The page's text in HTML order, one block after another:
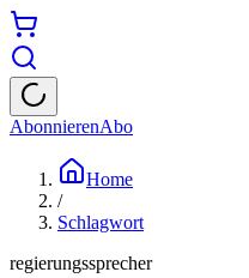
AbonnierenAbo
Home
/
Schlagwort
regierungssprecher